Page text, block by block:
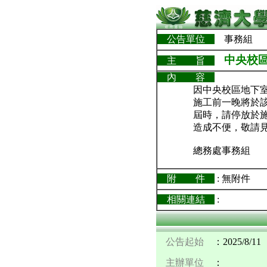
公告單位 事務組
主 旨 中央校
內 容
因中央校區地下
施工前一晚將於
屆時，請停放於
造成不便，敬請
總務處事務組
附 件 : 無附件
相關連結 :
公告起始 ：2025/8/11
主辦單位 ：